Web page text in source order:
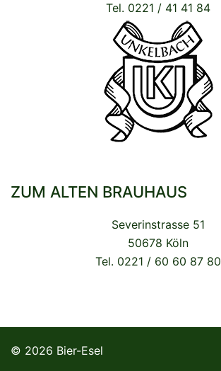
Tel. 0221 / 41 41 84
ZUM ALTEN BRAUHAUS
Severinstrasse 51
50678 Köln
Tel. 0221 / 60 60 87 80
© 2026 Bier-Esel